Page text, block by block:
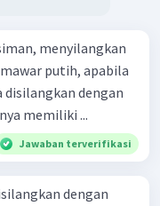
menyilangkan
putih, apabila
dengan
memiliki ...
Jawaban terverifikasi
dengan